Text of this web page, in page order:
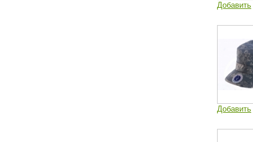
Добавить
Добавить